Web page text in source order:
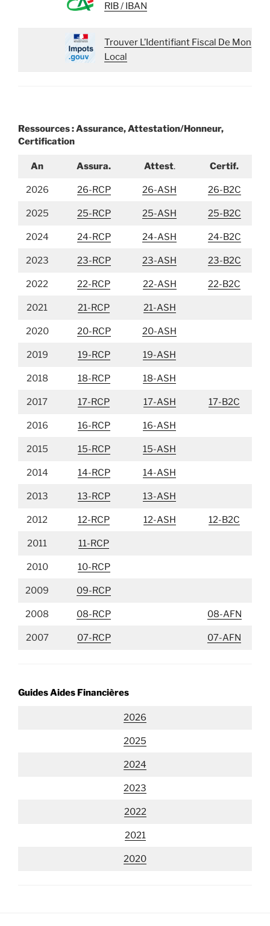
RIB / IBAN
Trouver L’Identifiant Fiscal De Mon
Local
Ressources : Assurance, Attestation/Honneur,
Certification
An Assura. Attest. Certif.
2026 26-RCP 26-ASH 26-B2C
2025 25-RCP 25-ASH 25-B2C
2024 24-RCP 24-ASH 24-B2C
2023 23-RCP 23-ASH 23-B2C
2022 22-RCP 22-ASH 22-B2C
2021 21-RCP 21-ASH
2020 20-RCP 20-ASH
2019 19-RCP 19-ASH
2018 18-RCP 18-ASH
2017 17-RCP 17-ASH 17-B2C
2016 16-RCP 16-ASH
2015 15-RCP 15-ASH
2014 14-RCP 14-ASH
2013 13-RCP 13-ASH
2012 12-RCP 12-ASH 12-B2C
2011 11-RCP
2010 10-RCP
2009 09-RCP
2008 08-RCP 08-AFN
2007 07-RCP 07-AFN
Guides Aides Financières
2026
2025
2024
2023
2022
2021
2020